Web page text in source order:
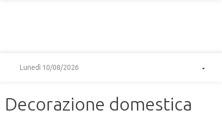
Lunedì 10/08/2026
Decorazione domestica